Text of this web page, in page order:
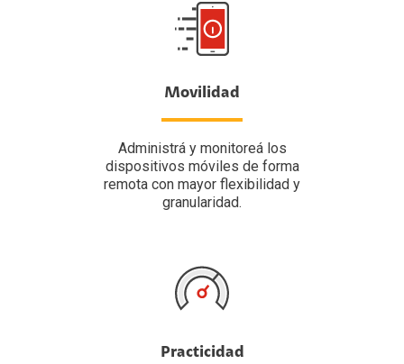
Movilidad
Administrá y monitoreá los
dispositivos móviles de forma
remota con mayor flexibilidad y
granularidad.
Practicidad